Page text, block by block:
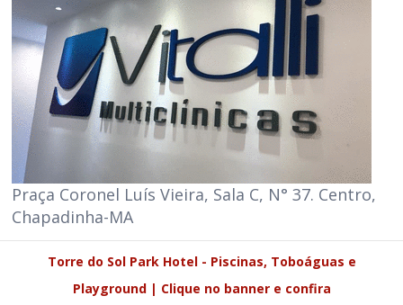
Praça Coronel Luís Vieira, Sala C, N° 37. Centro,
Chapadinha-MA
Torre do Sol Park Hotel - Piscinas, Toboáguas e
Playground | Clique no banner e confira